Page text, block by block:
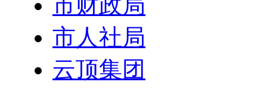
市财政局
市人社局
云顶集团